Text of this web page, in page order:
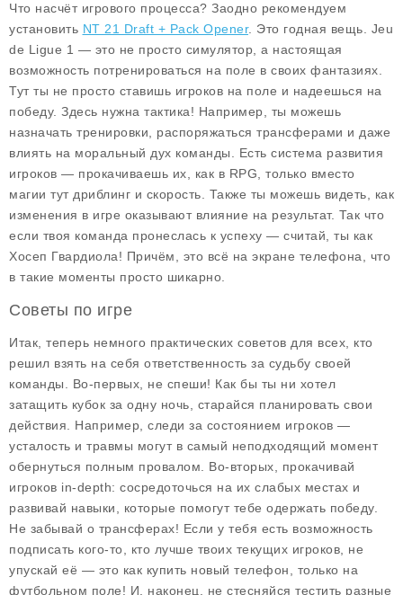
Что насчёт игрового процесса? Заодно рекомендуем
установить NT 21 Draft + Pack Opener. Это годная вещь. Jeu
de Ligue 1 — это не просто симулятор, а настоящая
возможность потренироваться на поле в своих фантазиях.
Тут ты не просто ставишь игроков на поле и надеешься на
победу. Здесь нужна тактика! Например, ты можешь
назначать тренировки, распоряжаться трансферами и даже
влиять на моральный дух команды. Есть система развития
игроков — прокачиваешь их, как в RPG, только вместо
магии тут дриблинг и скорость. Также ты можешь видеть, как
изменения в игре оказывают влияние на результат. Так что
если твоя команда пронеслась к успеху — считай, ты как
Хосеп Гвардиола! Причём, это всё на экране телефона, что
в такие моменты просто шикарно.
Советы по игре
Итак, теперь немного практических советов для всех, кто
решил взять на себя ответственность за судьбу своей
команды. Во-первых, не спеши! Как бы ты ни хотел
затащить кубок за одну ночь, старайся планировать свои
действия. Например, следи за состоянием игроков —
усталость и травмы могут в самый неподходящий момент
обернуться полным провалом. Во-вторых, прокачивай
игроков in-depth: сосредоточься на их слабых местах и
развивай навыки, которые помогут тебе одержать победу.
Не забывай о трансферах! Если у тебя есть возможность
подписать кого-то, кто лучше твоих текущих игроков, не
упускай её — это как купить новый телефон, только на
футбольном поле! И, наконец, не стесняйся тестить разные